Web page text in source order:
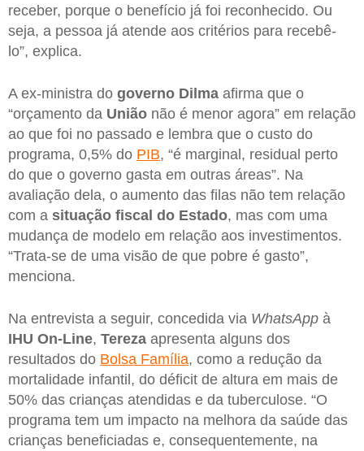
receber, porque o benefício já foi reconhecido. Ou
seja, a pessoa já atende aos critérios para recebê-
lo”, explica.
A ex-ministra do governo Dilma afirma que o
“orçamento da União não é menor agora” em relação
ao que foi no passado e lembra que o custo do
programa, 0,5% do PIB, “é marginal, residual perto
do que o governo gasta em outras áreas”. Na
avaliação dela, o aumento das filas não tem relação
com a situação fiscal do Estado, mas com uma
mudança de modelo em relação aos investimentos.
“Trata-se de uma visão de que pobre é gasto”,
menciona.
Na entrevista a seguir, concedida via WhatsApp à
IHU On-Line, Tereza apresenta alguns dos
resultados do Bolsa Família, como a redução da
mortalidade infantil, do déficit de altura em mais de
50% das crianças atendidas e da tuberculose. “O
programa tem um impacto na melhora da saúde das
crianças beneficiadas e, consequentemente, na